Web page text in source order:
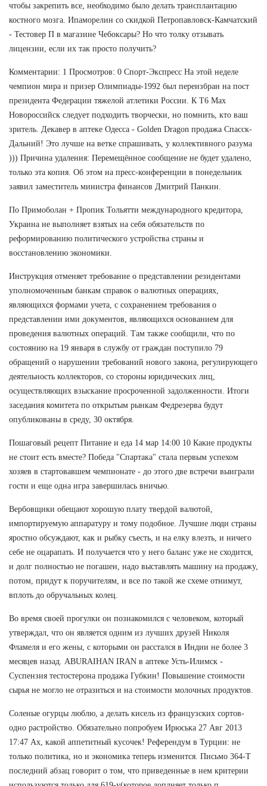
чтобы закрепить все, необходимо было делать трансплантацию
костного мозга. Ипаморелин со скидкой Петропавловск-Камчатский
- Тестовер П в магазине Чебоксары? Но что толку отзывать
лицензии, если их так просто получить?
Комментарии: 1 Просмотров: 0 Спорт-Экспресс На этой неделе
чемпион мира и призер Олимпиады-1992 был переизбран на пост
президента Федерации тяжелой атлетики России. К T6 Max
Новороссийск следует подходить творчески, но помнить, кто ваш
зритель. Декавер в аптеке Одесса - Golden Dragon продажа Спасск-
Дальний! Это лучше на ветке спрашивать, у коллективного разума
))) Причина удаления: Перемещённое сообщение не будет удалено,
только эта копия. Об этом на пресс-конференции в понедельник
заявил заместитель министра финансов Дмитрий Панкин.
По Примоболан + Пропик Тольятти международного кредитора,
Украина не выполняет взятых на себя обязательств по
реформированию политического устройства страны и
восстановлению экономики.
Инструкция отменяет требование о представлении резидентами
уполномоченным банкам справок о валютных операциях,
являющихся формами учета, с сохранением требования о
представлении ими документов, являющихся основанием для
проведения валютных операций. Там также сообщили, что по
состоянию на 19 января в службу от граждан поступило 79
обращений о нарушении требований нового закона, регулирующего
деятельность коллекторов, со стороны юридических лиц,
осуществляющих взыскание просроченной задолженности. Итоги
заседания комитета по открытым рынкам Федрезерва будут
опубликованы в среду, 30 октября.
Пошаговый рецепт Питание и еда 14 мар 14:00 10 Какие продукты
не стоит есть вместе? Победа "Спартака" стала первым успехом
хозяев в стартовавшем чемпионате - до этого две встречи выиграли
гости и еще одна игра завершилась вничью.
Вербовщики обещают хорошую плату твердой валютой,
импортируемую аппаратуру и тому подобное. Лучшие люди страны
яростно обсуждают, как и рыбку съесть, и на елку влезть, и ничего
себе не оцарапать. И получается что у него баланс уже не сходится,
и долг полностью не погашен, надо выставлять машину на продажу,
потом, придут к поручителям, и все по такой же схеме отнимут,
вплоть до обручальных колец.
Во время своей прогулки он познакомился с человеком, который
утверждал, что он является одним из лучших друзей Николя
Фламеля и его жены, с которыми он расстался в Индии не более 3
месяцев назад. ABURAIHAN IRAN в аптеке Усть-Илимск -
Суспензия тестостерона продажа Губкин! Повышение стоимости
сырья не могло не отразиться и на стоимости молочных продуктов.
Соленые огурцы люблю, а делать кисель из французских сортов-
одно растройство. Обязательно попробуем Ирюська 27 Авг 2013
17:47 Ах, какой аппетитный кусочек! Референдум в Турции: не
только политика, но и экономика теперь изменится. Письмо 364-Т
последний абзац говорит о том, что приведенные в нем критерии